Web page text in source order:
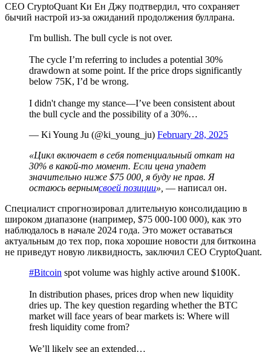
CEO CryptoQuant Ки Ен Джу подтвердил, что сохраняет
бычий настрой из-за ожиданий продолжения буллрана.
I'm bullish. The bull cycle is not over.
The cycle I’m referring to includes a potential 30%
drawdown at some point. If the price drops significantly
below 75K, I’d be wrong.
I didn't change my stance—I’ve been consistent about
the bull cycle and the possibility of a 30%…
— Ki Young Ju (@ki_young_ju) February 28, 2025
«Цикл включает в себя потенциальный откат на
30% в какой-то момент. Если цена упадет
значительно ниже $75 000, я буду не прав. Я
остаюсь вернымсвоей позиции», — написал он.
Специалист спрогнозировал длительную консолидацию в
широком диапазоне (например, $75 000-100 000), как это
наблюдалось в начале 2024 года. Это может оставаться
актуальным до тех пор, пока хорошие новости для биткоина
не приведут новую ликвидность, заключил CEO CryptoQuant.
#Bitcoin spot volume was highly active around $100K.
In distribution phases, prices drop when new liquidity
dries up. The key question regarding whether the BTC
market will face years of bear markets is: Where will
fresh liquidity come from?
We’ll likely see an extended…